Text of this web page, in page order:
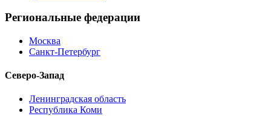
Региональные федерации
Москва
Санкт-Петербург
Северо-Запад
Ленинградская область
Республика Коми